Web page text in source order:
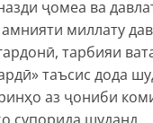
ҷомеа ва
миллату
тарбияи
таъсис дода
аз ҷониби